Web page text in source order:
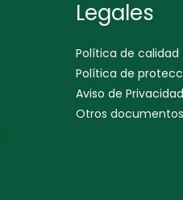
Legales
Política de calidad
Política de
Aviso de Privacidad
Otros